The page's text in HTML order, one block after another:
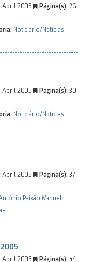
Abril 2005 Página(s):26
Noticiário/Notícias
Abril 2005 Página(s):30
Noticiário/Notícias
Abril 2005 Página(s):37
Paixão Manuel
2005
Abril 2005 Página(s):44